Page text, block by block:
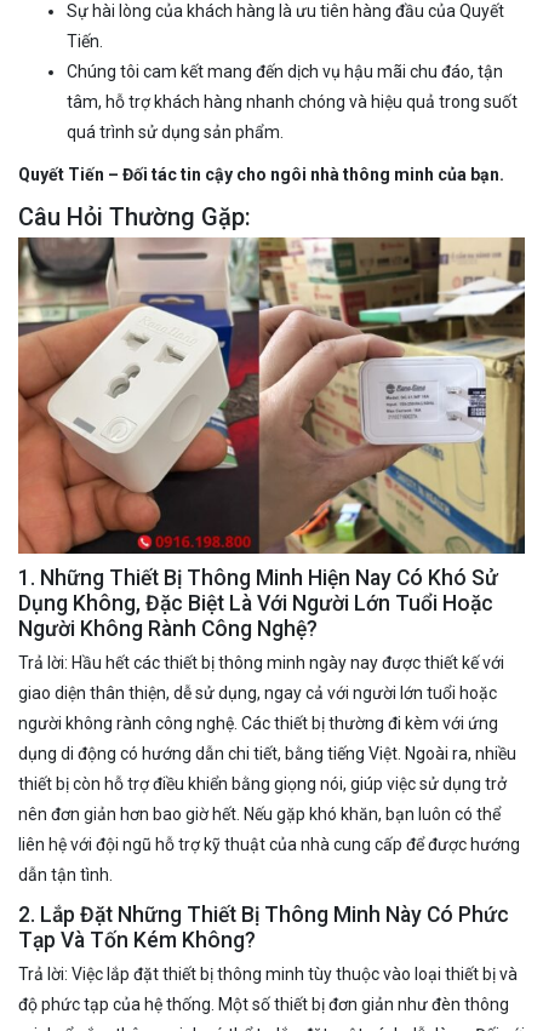
Sự hài lòng của khách hàng là ưu tiên hàng đầu của Quyết
Tiến.
Chúng tôi cam kết mang đến dịch vụ hậu mãi chu đáo, tận
tâm, hỗ trợ khách hàng nhanh chóng và hiệu quả trong suốt
quá trình sử dụng sản phẩm.
Quyết Tiến – Đối tác tin cậy cho ngôi nhà thông minh của bạn.
Câu Hỏi Thường Gặp:
1. Những Thiết Bị Thông Minh Hiện Nay Có Khó Sử
Dụng Không, Đặc Biệt Là Với Người Lớn Tuổi Hoặc
Người Không Rành Công Nghệ?
Trả lời: Hầu hết các thiết bị thông minh ngày nay được thiết kế với
giao diện thân thiện, dễ sử dụng, ngay cả với người lớn tuổi hoặc
người không rành công nghệ. Các thiết bị thường đi kèm với ứng
dụng di động có hướng dẫn chi tiết, bằng tiếng Việt. Ngoài ra, nhiều
thiết bị còn hỗ trợ điều khiển bằng giọng nói, giúp việc sử dụng trở
nên đơn giản hơn bao giờ hết. Nếu gặp khó khăn, bạn luôn có thể
liên hệ với đội ngũ hỗ trợ kỹ thuật của nhà cung cấp để được hướng
dẫn tận tình.
2. Lắp Đặt Những Thiết Bị Thông Minh Này Có Phức
Tạp Và Tốn Kém Không?
Trả lời: Việc lắp đặt thiết bị thông minh tùy thuộc vào loại thiết bị và
độ phức tạp của hệ thống. Một số thiết bị đơn giản như đèn thông